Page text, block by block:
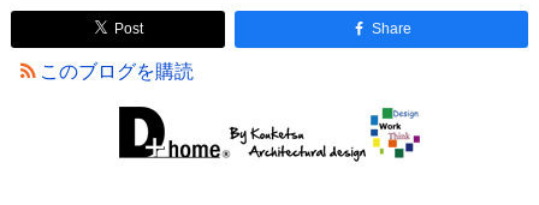
Post Share
このブログを購読